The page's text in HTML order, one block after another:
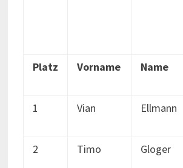
Platz Vorname Name
1 Vian Ellmann
2 Timo Gloger